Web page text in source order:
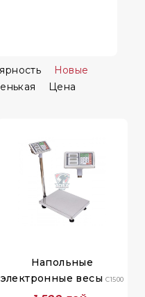
Новые
Цена
Напольные
электронные весыC1500